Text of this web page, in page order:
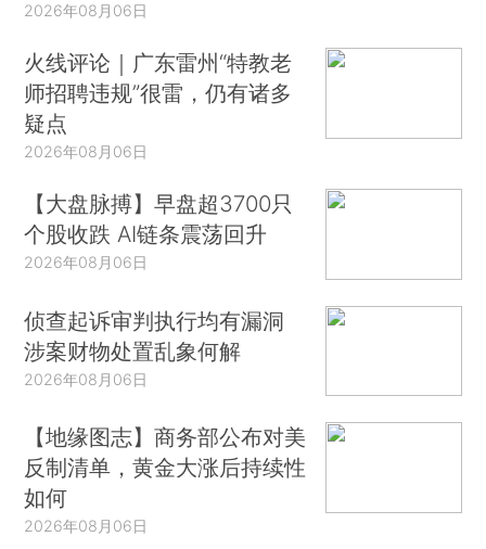
2026年08月06日
火线评论｜广东雷州“特教老
师招聘违规”很雷，仍有诸多
疑点
2026年08月06日
【大盘脉搏】早盘超3700只
个股收跌 AI链条震荡回升
2026年08月06日
侦查起诉审判执行均有漏洞
涉案财物处置乱象何解
2026年08月06日
【地缘图志】商务部公布对美
反制清单，黄金大涨后持续性
如何
2026年08月06日